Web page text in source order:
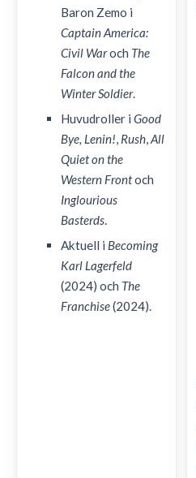
Baron Zemo i
Captain America:
Civil Waroch The
Falcon and the
Winter Soldier.
Huvudroller i Good
Bye, Lenin!, Rush,All
Quiet on the
Western Frontoch
Inglourious
Basterds.
Aktuell i Becoming
Karl Lagerfeld
(2024) och The
Franchise(2024).